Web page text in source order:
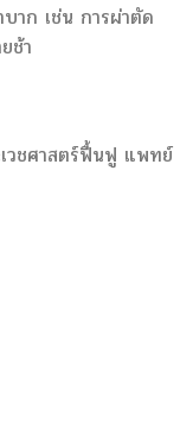
าก เช่น การผ่าตัด
ช้า
เวชศาสตร์ฟื้นฟู แพทย์